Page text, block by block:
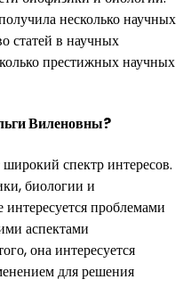
несколько научных
статей в научных
престижных научных
Виленовны?
спектр интересов.
биологии и
проблемами
аспектами
она интересуется
для решения